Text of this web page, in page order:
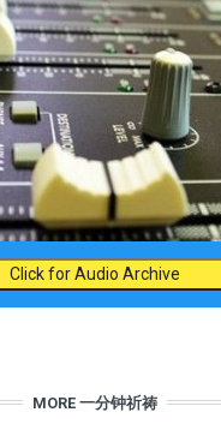
Click for Audio Archive
MORE 一分钟祈祷